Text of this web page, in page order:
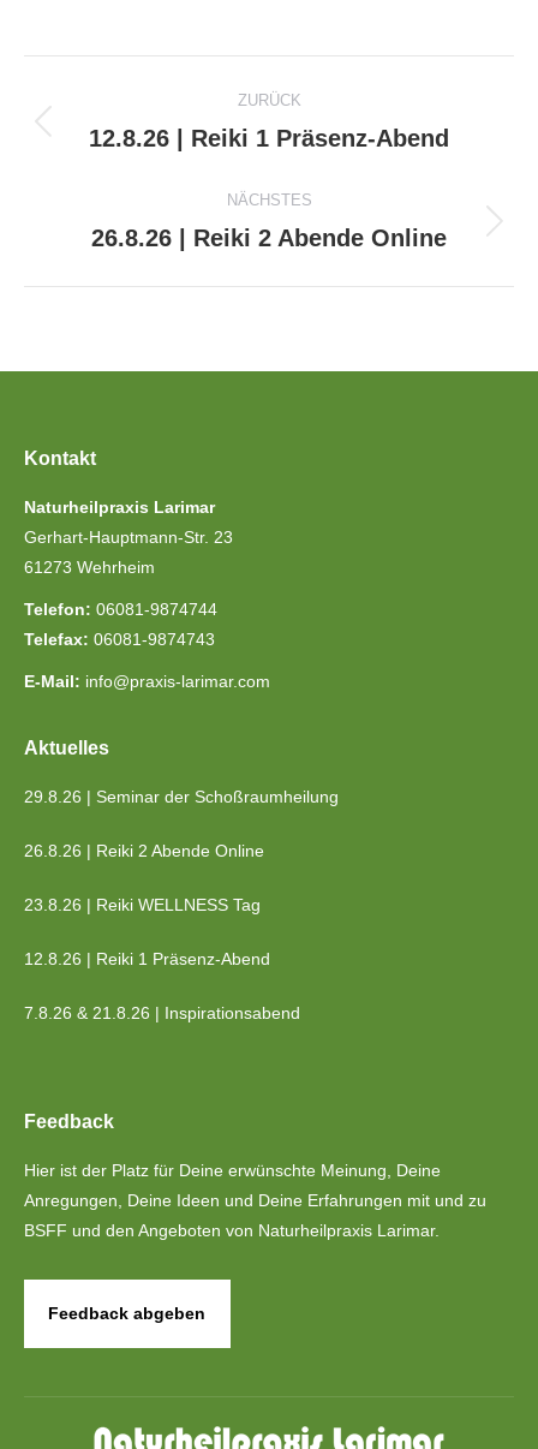
ZURÜCK
Vorheriger
12.8.26 | Reiki 1 Präsenz-Abend
NÄCHSTES
Nächster
26.8.26 | Reiki 2 Abende Online
Kontakt
Naturheilpraxis Larimar
Gerhart-Hauptmann-Str. 23
61273 Wehrheim
Telefon: 06081-9874744
Telefax: 06081-9874743
E-Mail: info@praxis-larimar.com
Aktuelles
29.8.26 | Seminar der Schoßraumheilung
26.8.26 | Reiki 2 Abende Online
23.8.26 | Reiki WELLNESS Tag
12.8.26 | Reiki 1 Präsenz-Abend
7.8.26 & 21.8.26 | Inspirationsabend
Feedback
Hier ist der Platz für Deine erwünschte Meinung, Deine
Anregungen, Deine Ideen und Deine Erfahrungen mit und zu
BSFF und den Angeboten von Naturheilpraxis Larimar.
Feedback abgeben